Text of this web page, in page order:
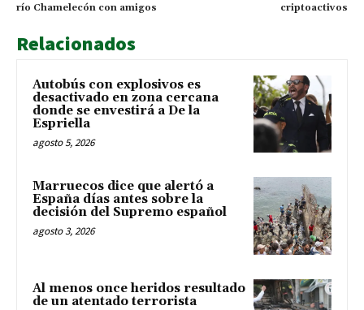
río Chamelecón con amigos
criptoactivos
Relacionados
Autobús con explosivos es
desactivado en zona cercana
donde se envestirá a De la
Espriella
agosto 5, 2026
Marruecos dice que alertó a
España días antes sobre la
decisión del Supremo español
agosto 3, 2026
Al menos once heridos resultado
de un atentado terrorista